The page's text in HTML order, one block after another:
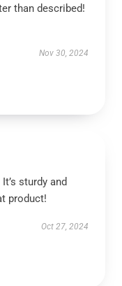
than described!
Nov 30, 2024
sturdy and
product!
Oct 27, 2024